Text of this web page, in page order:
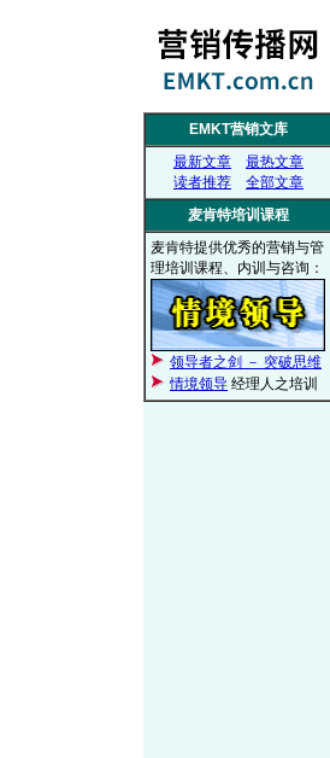
EMKT营销文库
最新文章
最热文章
读者推荐
全部文章
麦肯特培训课程
麦肯特提供优秀的营销与管
理培训课程、内训与咨询：
领导者之剑 － 突破思维
情境领导 经理人之培训